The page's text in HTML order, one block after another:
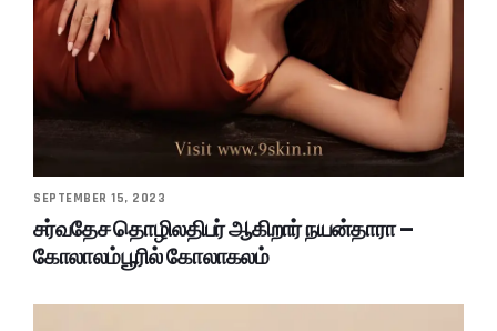
SEPTEMBER 15, 2023
சர்வதேச தொழிலதிபர் ஆகிறார் நயன்தாரா –
கோலாலம்பூரில் கோலாகலம்